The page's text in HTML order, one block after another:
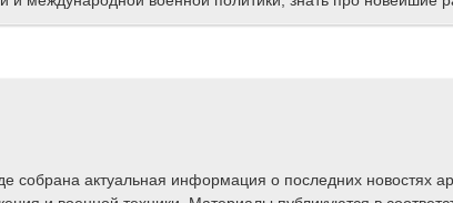
собрана актуальная информация о последних